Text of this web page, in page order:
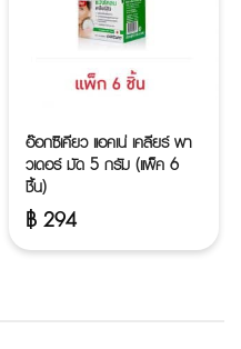
อ๊อกซิเคียว แอคเน่ เคลียร์ พา
วเดอร์ มัด 5 กรัม (แพ็ค 6
ชิ้น)
฿294